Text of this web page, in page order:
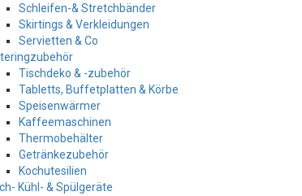
Schleifen-& Stretchbänder
Skirtings & Verkleidungen
Servietten & Co
Tischdeko & -zubehör
Tabletts, Buffetplatten & Körbe
Speisenwärmer
Kaffeemaschinen
Thermobehälter
Getränkezubehör
Kochutesilien
Kühl- & Spülgeräte